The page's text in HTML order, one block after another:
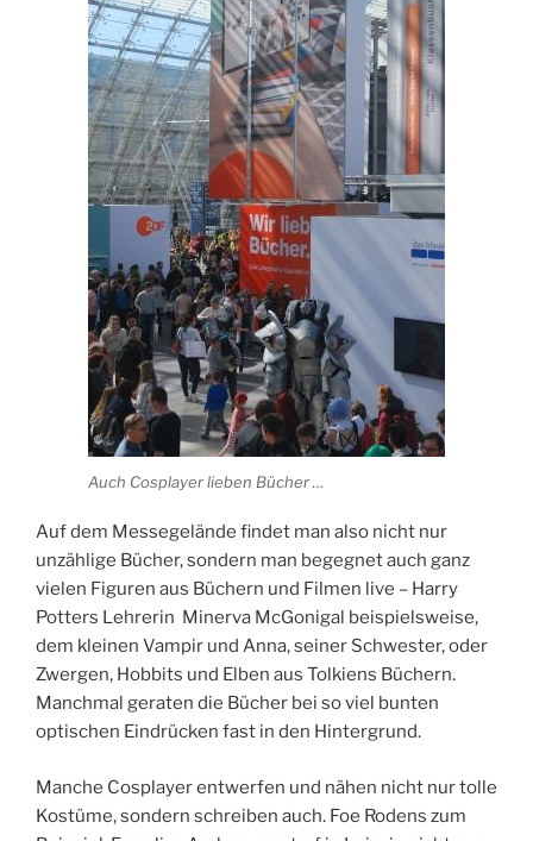
Auch Cosplayer lieben Bücher …
Auf dem Messegelände findet man also nicht nur
unzählige Bücher, sondern man begegnet auch ganz
vielen Figuren aus Büchern und Filmen live – Harry
Potters Lehrerin Minerva McGonigal beispielsweise,
dem kleinen Vampir und Anna, seiner Schwester, oder
Zwergen, Hobbits und Elben aus Tolkiens Büchern.
Manchmal geraten die Bücher bei so viel bunten
optischen Eindrücken fast in den Hintergrund.
Manche Cosplayer entwerfen und nähen nicht nur tolle
Kostüme, sondern schreiben auch. Foe Rodens zum